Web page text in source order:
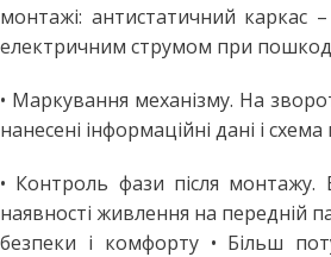
монтажі: антистатичний каркас
електричним струмом при
• Маркування механізму. На
нанесені інформаційні дані і
• Контроль фази після монтажу.
наявності живлення на передній
безпеки і комфорту • Більш